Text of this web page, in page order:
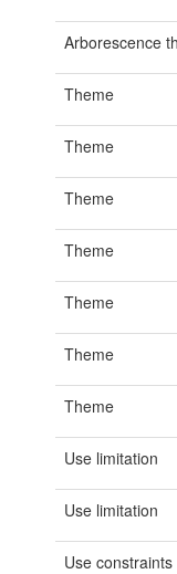
Arborescence
Theme
Theme
Theme
Theme
Theme
Theme
Theme
Use limitation
Use limitation
Use constraints